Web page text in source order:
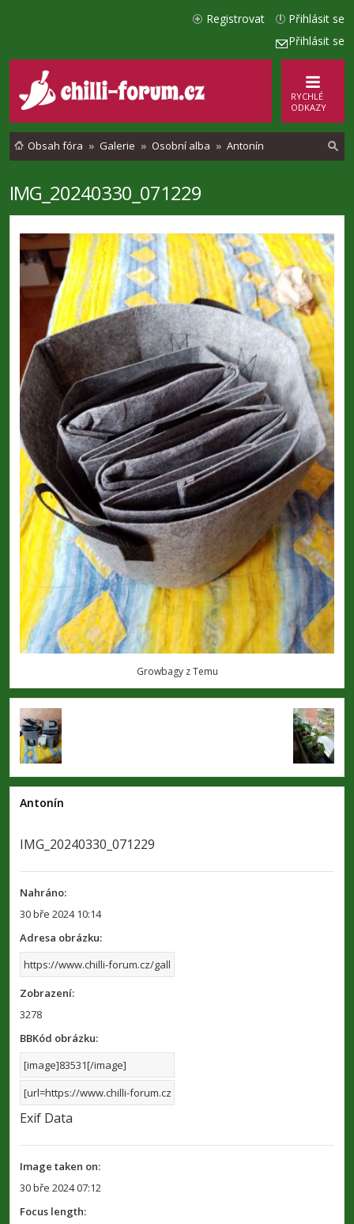
Přihlásit se
Přihlásit se
Registrovat
RYCHLÉ
ODKAZY
Obsah fóra Galerie Osobní alba Antonín
e
IMG_20240330_071229
Growbagy z Temu
Antonín
IMG_20240330_071229
Nahráno:
30 bře 2024 10:14
Adresa obrázku:
Zobrazení:
3278
BBKód obrázku:
Exif Data
Image taken on:
30 bře 2024 07:12
Focus length: